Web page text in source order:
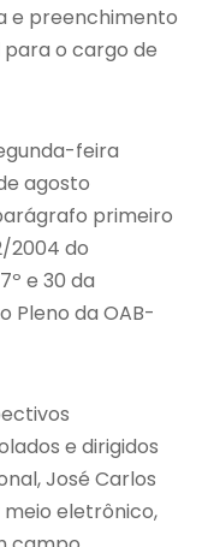
e preenchimento
o cargo de
feira
agosto
primeiro
2004 do
e 30 da
Pleno da OAB-
e dirigidos
José Carlos
eletrônico,